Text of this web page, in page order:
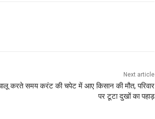
Next article
करते समय करंट की चपेट में आए किसान की मौत, परिवार
पर टूटा दुखों का पहाड़